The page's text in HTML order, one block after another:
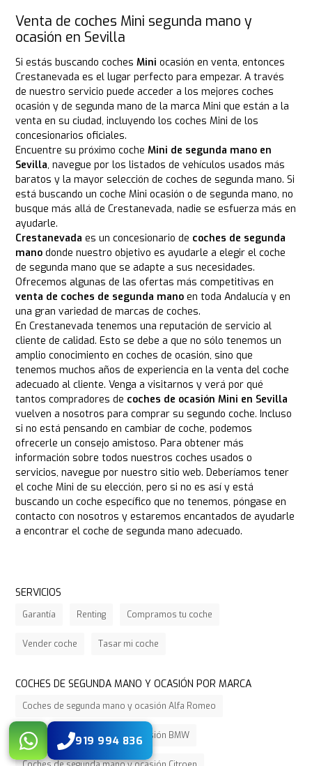
Venta de coches Mini segunda mano y
ocasión en Sevilla
Si estás buscando cochesMini ocasión en venta, entonces
Crestanevada es el lugar perfecto para empezar. A través
de nuestro servicio puede acceder a los mejores coches
ocasión y de segunda mano de la marca Mini que están a la
venta en su ciudad, incluyendo los coches Mini de los
concesionarios oficiales.
Encuentre su próximo cocheMini de segunda mano en
Sevilla, navegue por los listados de vehículos usados más
baratos y la mayor selección de coches de segunda mano. Si
está buscando un coche Mini ocasión o de segunda mano, no
busque más allá de Crestanevada, nadie se esfuerza más en
ayudarle.
Crestanevada es un concesionario de coches de segunda
mano donde nuestro objetivo es ayudarle a elegir el coche
de segunda mano que se adapte a sus necesidades.
Ofrecemos algunas de las ofertas más competitivas en
venta de coches de segunda mano en toda Andalucía y en
una gran variedad de marcas de coches.
En Crestanevada tenemos una reputación de servicio al
cliente de calidad. Esto se debe a que no sólo tenemos un
amplio conocimiento en coches de ocasión, sino que
tenemos muchos años de experiencia en la venta del coche
adecuado al cliente. Venga a visitarnos y verá por qué
tantos compradores de coches de ocasión Mini en Sevilla
vuelven a nosotros para comprar su segundo coche. Incluso
si no está pensando en cambiar de coche, podemos
ofrecerle un consejo amistoso. Para obtener más
información sobre todos nuestros coches usados o
servicios, navegue por nuestro sitio web. Deberíamos tener
el coche Mini de su elección, pero si no es así y está
buscando un coche específico que no tenemos, póngase en
contacto con nosotros y estaremos encantados de ayudarle
a encontrar el coche de segunda mano adecuado.
919 994 836
SERVICIOS
Garantía Renting Compramos tu coche
Vender coche Tasar mi coche
COCHES DE SEGUNDA MANO Y OCASIÓN POR MARCA
Coches de segunda mano y ocasión Alfa Romeo
Coches de segunda mano y ocasión BMW